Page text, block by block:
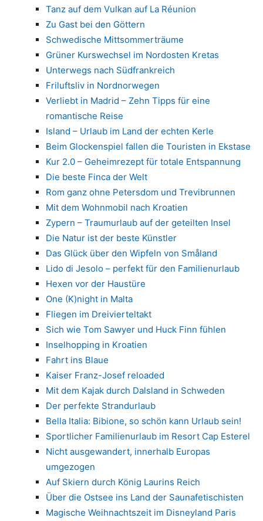
Tanz auf dem Vulkan auf La Réunion
Zu Gast bei den Göttern
Schwedische Mittsommerträume
Grüner Kurswechsel im Nordosten Kretas
Unterwegs nach Südfrankreich
Friluftsliv in Nordnorwegen
Verliebt in Madrid – Zehn Tipps für eine
romantische Reise
Island – Urlaub im Land der echten Kerle
Beim Glockenspiel fallen die Touristen in Ekstase
Kur 2.0 – Geheimrezept für totale Entspannung
Die beste Finca der Welt
Rom ganz ohne Petersdom und Trevibrunnen
Mit dem Wohnmobil nach Kroatien
Zypern – Traumurlaub auf der geteilten Insel
Die Natur ist der beste Künstler
Das Glück über den Wipfeln von Småland
Lido di Jesolo – perfekt für den Familienurlaub
Hexen vor der Haustüre
One (K)night in Malta
Fliegen im Dreivierteltakt
Sich wie Tom Sawyer und Huck Finn fühlen
Inselhopping in Kroatien
Fahrt ins Blaue
Kaiser Franz-Josef reloaded
Mit dem Kajak durch Dalsland in Schweden
Der perfekte Strandurlaub
Bella Italia: Bibione, so schön kann Urlaub sein!
Sportlicher Familienurlaub im Resort Cap Esterel
Nicht ausgewandert, innerhalb Europas
umgezogen
Auf Skiern durch König Laurins Reich
Über die Ostsee ins Land der Saunafetischisten
Magische Weihnachtszeit im Disneyland Paris